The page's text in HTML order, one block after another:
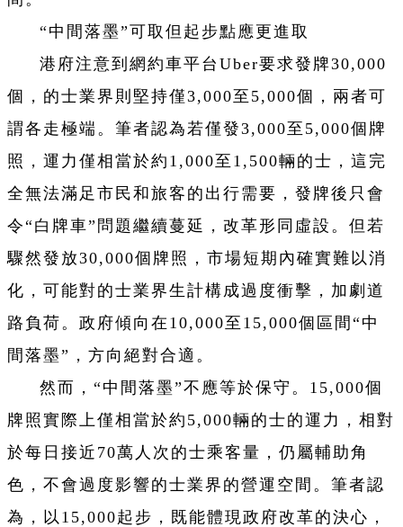
“中間落墨”可取但起步點應更進取
港府注意到網約車平台Uber要求發牌30,000
個，的士業界則堅持僅3,000至5,000個，兩者可
謂各走極端。筆者認為若僅發3,000至5,000個牌
照，運力僅相當於約1,000至1,500輛的士，這完
全無法滿足市民和旅客的出行需要，發牌後只會
令“白牌車”問題繼續蔓延，改革形同虛設。但若
驟然發放30,000個牌照，市場短期內確實難以消
化，可能對的士業界生計構成過度衝擊，加劇道
路負荷。政府傾向在10,000至15,000個區間“中
間落墨”，方向絕對合適。
然而，“中間落墨”不應等於保守。15,000個
牌照實際上僅相當於約5,000輛的士的運力，相對
於每日接近70萬人次的士乘客量，仍屬輔助角
色，不會過度影響的士業界的營運空間。筆者認
為，以15,000起步，既能體現政府改革的決心，